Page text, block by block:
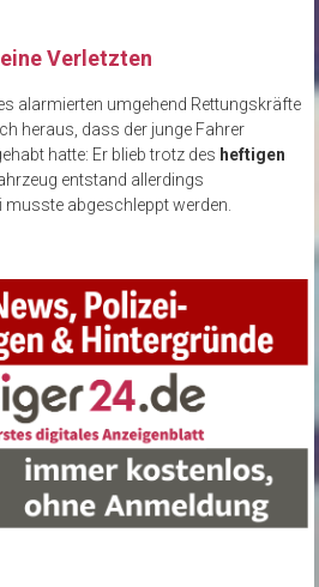
Verletzten
alarmierten umgehend Rettungskräfte
heraus, dass der junge Fahrer
hatte: Er blieb trotz des heftigen
entstand allerdings
musste abgeschleppt werden.